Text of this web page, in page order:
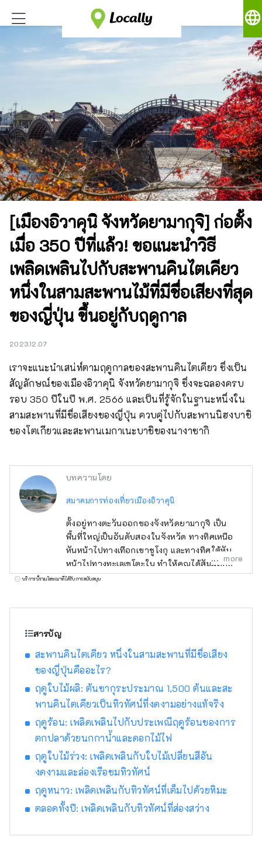
language
[เมืองอิวาคุนิ จังหวัดยามากุจิ] ก่อตั้ง
เมื่อ 350 ปีที่แล้ว! ขอแนะนำวิธี
เพลิดเพลินไปกับสะพานคินไตเคียว
หนึ่งในสามสะพานไม้ที่มีชื่อเสียงที่สุด
ของญี่ปุ่น ขึ้นอยู่กับฤดูกาล
2023.12.07
เราจะแนะนำเสน่ห์ตามฤดูกาลของสะพานคินไตเคียว ซึ่งเป็น
สัญลักษณ์ของเมืองอิวาคุนิ จังหวัดยามากุจิ ซึ่งจะฉลองครบ
รอบ 350 ปีในปี พ.ศ. 2566 และเป็นที่รู้จักในฐานะหนึ่งใน
สามสะพานที่มีชื่อเสียงของญี่ปุ่น ควบคู่ไปกับสะพานนิฮงบาชิ
ของโตเกียวและสะพานเมกาเนะบาชิของนางาซากิ
บทความโดย
สมาคมการท่องเที่ยวเมืองอิวาคุนิ
ตั้งอยู่ทางตะวันออกของจังหวัดยามากุจิ เป็น
พื้นที่ใหญ่เป็นอันดับสองในจังหวัด ทางทิศเหนือ
หันหน้าไปทางเทือกเขาชูโงกุ และทางทิศใต้หัน
หน้าไปทางทะเลเซโตะใน ทำให้คุณได้สัมผัสกับ
ธรรมชาติที่สวยงามของทั้งทะเลและภูเขา
more
บริการนี้รวมโฆษณาที่ได้รับการสนับสนุน
สารบัญ
สะพานคินไตเคียว หนึ่งในสามสะพานที่มีชื่อเสียง
ของญี่ปุ่นคืออะไร?
ฤดูใบไม้ผลิ: ต้นซากุระประมาณ 1,500 ต้นและสะ
พานคินไตเคียวเป็นทิวทัศน์ที่งดงามอย่างแท้จริง
ฤดูร้อน: เพลิดเพลินไปกับประเพณีฤดูร้อนของการ
ตกปลาด้วยนกกาน้ำและดอกไม้ไฟ
ฤดูใบไม้ร่วง: เพลิดเพลินกับใบไม้เปลี่ยนสีอัน
งดงามและล่องเรือชมทิวทัศน์
ฤดูหนาว: เพลิดเพลินกับทิวทัศน์ที่เต็มไปด้วยหิมะ
ตลอดทั้งปี: เพลิดเพลินกับทิวทัศน์ที่ส่องสว่าง